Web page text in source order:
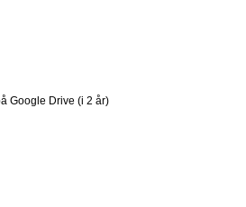
Google Drive (i 2 år)